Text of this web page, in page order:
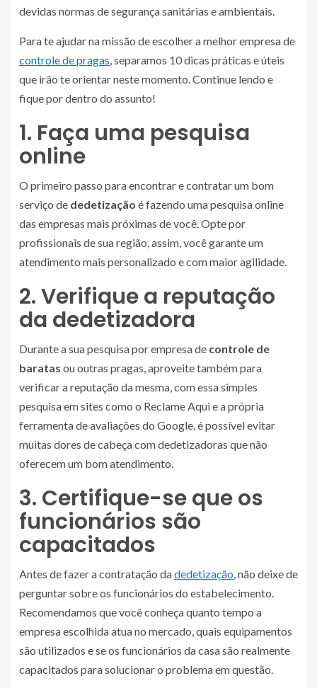
devidas normas de segurança sanitárias e ambientais.
Para te ajudar na missão de escolher a melhor empresa de
controle de pragas , separamos 10 dicas práticas e úteis
que irão te orientar neste momento. Continue lendo e
fique por dentro do assunto!
1. Faça uma pesquisa
online
O primeiro passo para encontrar e contratar um bom
serviço de dedetização é fazendo uma pesquisa online
das empresas mais próximas de você. Opte por
profissionais de sua região, assim, você garante um
atendimento mais personalizado e com maior agilidade.
2. Verifique a reputação
da dedetizadora
Durante a sua pesquisa por empresa de controle de
baratas ou outras pragas, aproveite também para
verificar a reputação da mesma, com essa simples
pesquisa em sites como o Reclame Aqui e a própria
ferramenta de avaliações do Google, é possível evitar
muitas dores de cabeça com dedetizadoras que não
oferecem um bom atendimento.
3. Certifique-se que os
funcionários são
capacitados
Antes de fazer a contratação dadedetização , não deixe de
perguntar sobre os funcionários do estabelecimento.
Recomendamos que você conheça quanto tempo a
empresa escolhida atua no mercado, quais equipamentos
são utilizados e se os funcionários da casa são realmente
capacitados para solucionar o problema em questão.